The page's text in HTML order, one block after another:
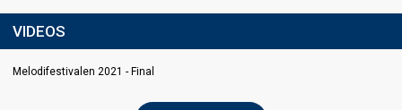
VIDEOS
Melodifestivalen 2021 - Final